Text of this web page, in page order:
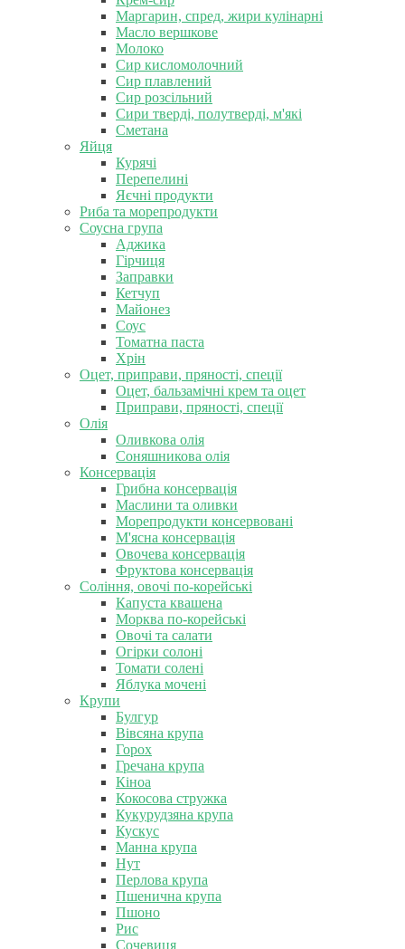
Маргарин, спред, жири кулінарні
Масло вершкове
Молоко
Сир кисломолочний
Сир плавлений
Сир розсільний
Сири тверді, полутверді, м'які
Сметана
Яйця
Курячі
Перепелині
Яєчні продукти
Риба та морепродукти
Соусна група
Аджика
Гірчиця
Заправки
Кетчуп
Майонез
Соус
Томатна паста
Хрін
Оцет, приправи, пряності, спеції
Оцет, бальзамічні крем та оцет
Приправи, пряності, спеції
Олія
Оливкова олія
Соняшникова олія
Консервація
Грибна консервація
Маслини та оливки
Морепродукти консервовані
М'ясна консервація
Овочева консервація
Фруктова консервація
Соління, овочі по-корейські
Капуста квашена
Морква по-корейські
Овочі та салати
Огірки солоні
Томати солені
Яблука мочені
Крупи
Булгур
Вівсяна крупа
Горох
Гречана крупа
Кіноа
Кокосова стружка
Кукурудзяна крупа
Кускус
Манна крупа
Нут
Перлова крупа
Пшенична крупа
Пшоно
Рис
Сочевиця